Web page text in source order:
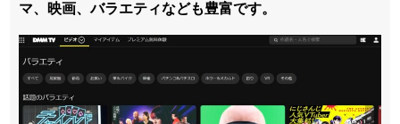
マ、映画、バラエティなども豊富です。